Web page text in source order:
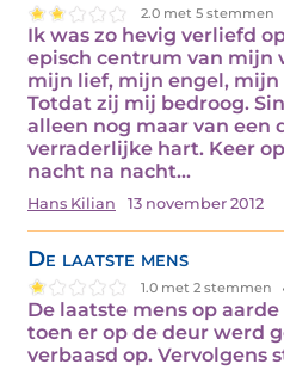
2.0 met 5 stemmen
Ik was zo hevig verliefd
episch centrum van mijn
mijn lief, mijn engel, mijn
Totdat zij mij bedroog.
alleen nog maar van een
verraderlijke hart. Keer
nacht na nacht...
Hans Kilian 13 november 2012
De laatste mens
1.0 met 2 stemmen
De laatste mens op
toen er op de deur werd
verbaasd op. Vervolgens